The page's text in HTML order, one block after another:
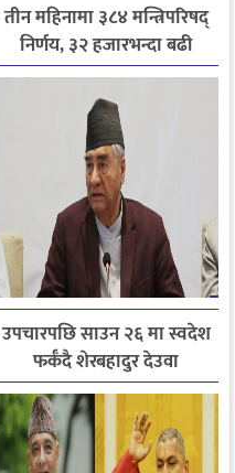
तीन महिनामा ३८४ मन्त्रिपरिषद्
निर्णय, ३२ हजारभन्दा बढी
गुनासो फर्छ्योट
उपचारपछि साउन २६ मा स्वदेश
फर्कँदै शेरबहादुर देउवा